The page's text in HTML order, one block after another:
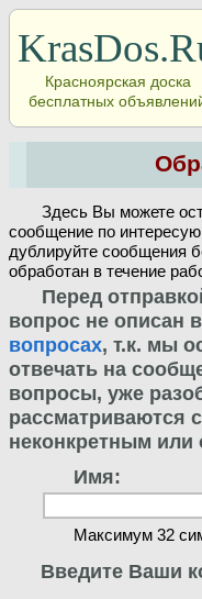
Красноярская доска
бесплатных
Здесь Вы можете
сообщение по
дублируйте сообщения
обработан в течение
Перед
вопрос не описан в
вопросах, т.к. мы
отвечать на
вопросы, уже
рассматриваются
неконкретным
Имя:
Максимум 32
Введите Ваши